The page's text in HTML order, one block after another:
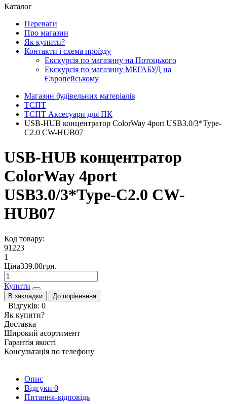
Каталог
Переваги
Про магазин
Як купити?
Контакти і схема проїзду
Екскурсія по магазину на Потоцького
Екскурсія по магазину МЕГАБУД на
Європейському
Магазин будівельних матеріалів
ТСПТ
ТСПТ Аксесуари для ПК
USB-HUB концентратор ColorWay 4port USB3.0/3*Type-
C2.0 CW-HUB07
USB-HUB концентратор
ColorWay 4port
USB3.0/3*Type-C2.0 CW-
HUB07
Код товару:
91223
1
Ціна339.00грн.
Купити
В закладки До порівняння
Відгуків: 0
Як купити?
Доставка
Широкий асортимент
Гарантія якості
Консультація по телефону
Опис
Відгуки 0
Питання-відповідь